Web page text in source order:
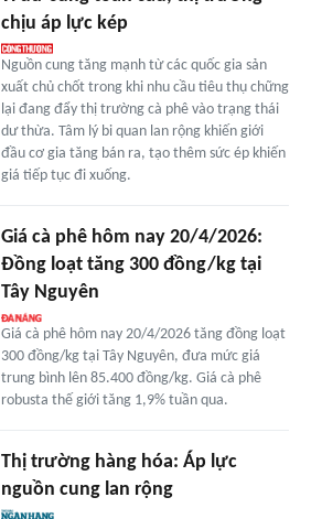
chịu áp lực kép
Nguồn cung tăng mạnh từ các quốc gia sản
xuất chủ chốt trong khi nhu cầu tiêu thụ chững
lại đang đẩy thị trường cà phê vào trạng thái
dư thừa. Tâm lý bi quan lan rộng khiến giới
đầu cơ gia tăng bán ra, tạo thêm sức ép khiến
giá tiếp tục đi xuống.
Giá cà phê hôm nay 20/4/2026:
Đồng loạt tăng 300 đồng/kg tại
Tây Nguyên
Giá cà phê hôm nay 20/4/2026 tăng đồng loạt
300 đồng/kg tại Tây Nguyên, đưa mức giá
trung bình lên 85.400 đồng/kg. Giá cà phê
robusta thế giới tăng 1,9% tuần qua.
Thị trường hàng hóa: Áp lực
nguồn cung lan rộng